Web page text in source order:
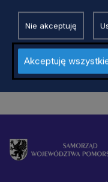
Nie akceptuję
Akceptuję